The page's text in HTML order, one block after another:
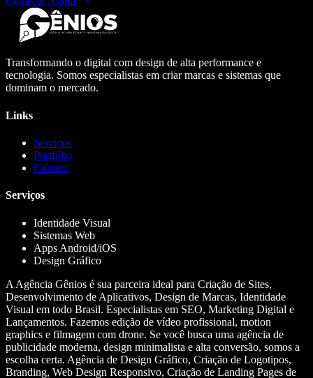
Transformando o digital com design de alta performance e
tecnologia. Somos especialistas em criar marcas e sistemas que
dominam o mercado.
Links
Serviços
Portfólio
Contato
Serviços
Identidade Visual
Sistemas Web
Apps Android/iOS
Design Gráfico
A Agência Gênios é sua parceira ideal para Criação de Sites,
Desenvolvimento de Aplicativos, Design de Marcas, Identidade
Visual em todo Brasil. Especialistas em SEO, Marketing Digital e
Lançamentos. Fazemos edição de vídeo profissional, motion
graphics e filmagem com drone. Se você busca uma agência de
publicidade moderna, design minimalista e alta conversão, somos a
escolha certa. Agência de Design Gráfico, Criação de Logotipos,
Branding, Web Design Responsivo, Criação de Landing Pages de